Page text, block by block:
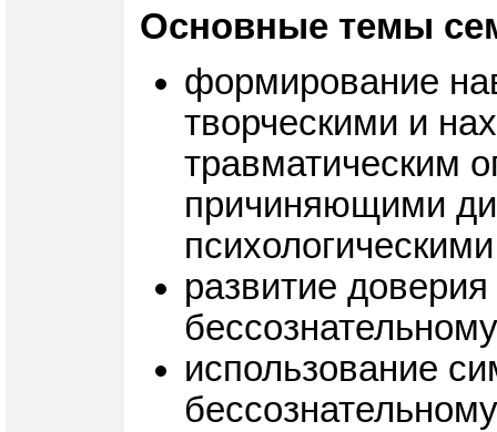
Основные темы
формирование
творческими и
травматическим
причиняющими
развитие
использование